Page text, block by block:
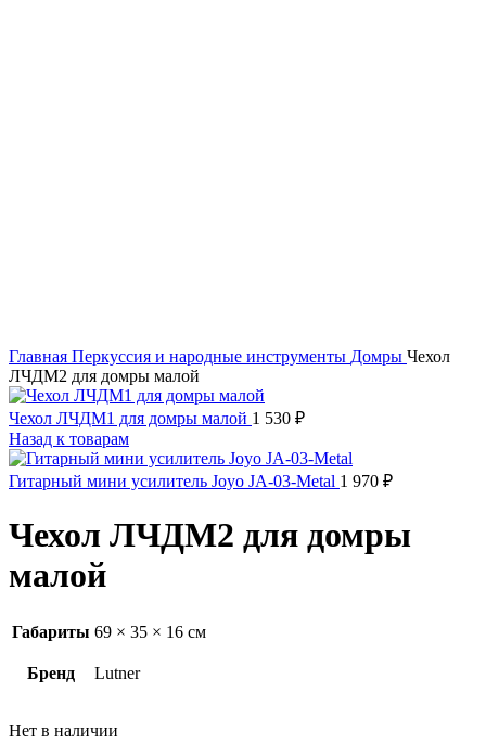
Главная Перкуссия и народные инструменты Домры Чехол
ЛЧДМ2 для домры малой
Чехол ЛЧДМ1 для домры малой 1 530 ₽
Назад к товарам
Гитарный мини усилитель Joyo JA-03-Metal 1 970 ₽
Чехол ЛЧДМ2 для домры
малой
Габариты 69 × 35 × 16 см
Бренд Lutner
Нет в наличии